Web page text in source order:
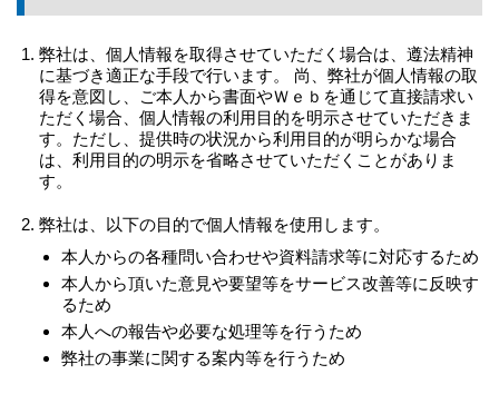
弊社は、個人情報を取得させていただく場合は、遵法精神
に基づき適正な手段で行います。 尚、弊社が個人情報の取
得を意図し、ご本人から書面やＷｅｂを通じて直接請求い
ただく場合、個人情報の利用目的を明示させていただきま
す。ただし、提供時の状況から利用目的が明らかな場合
は、利用目的の明示を省略させていただくことがありま
す。
弊社は、以下の目的で個人情報を使用します。
本人からの各種問い合わせや資料請求等に対応するため
本人から頂いた意見や要望等をサービス改善等に反映す
るため
本人への報告や必要な処理等を行うため
弊社の事業に関する案内等を行うため